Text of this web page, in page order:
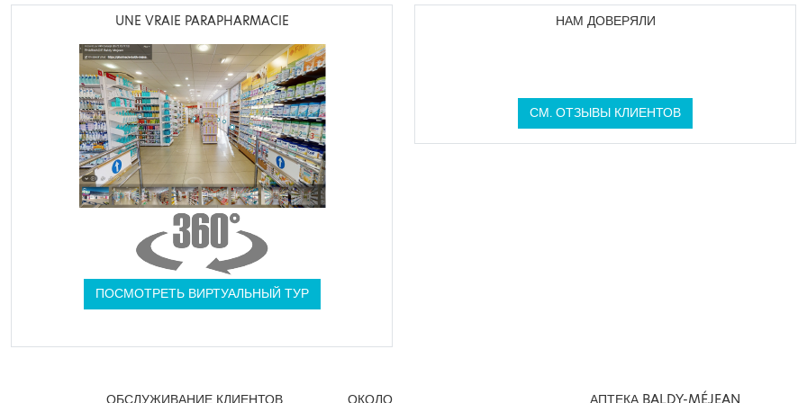
UNE VRAIE PARAPHARMACIE
ПОСМОТРЕТЬ ВИРТУАЛЬНЫЙ ТУР
НАМ ДОВЕРЯЛИ
СМ. ОТЗЫВЫ КЛИЕНТОВ
ОБСЛУЖИВАНИЕ КЛИЕНТОВ ОКОЛО АПТЕКА BALDY-MÉJEAN